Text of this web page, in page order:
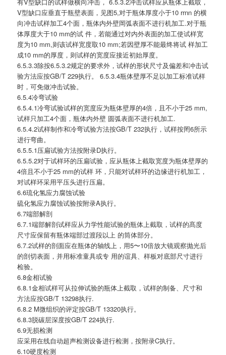
V型缺口应垂直于瓶壁表面，见图5,对于瓶体厚度小于10 rrnn 的横
向冲击试样加工4个面，瓶体内外壁岡弧表面不进行机加工.对于瓶
体厚度大于10 mm的试 件，若能通过对内外表面的加工使试样宽
度为10 mm,则该试样宽度取10 mm;若因壁厚不能最终将试 样加工
成10 mm的厚度，则试样的宽度应接近初始厚度。
6.5.3.3除按6.5.3.2规定的要求外，试样的形状尺寸及偏差和冲击试
验方法应按GB/T 229执行。 6.5.3.4瓶体壁厚不足以加工标准试样
时，可免做冲击试验。
6.5.4冷弯试验
6.5.4.1冷弯试验试样的宽度应为瓶体壁厚的4倍，且不小于25 mm,
试样只加工4个面，瓶体内外壁 圆弧表面不进行机加工.
6.5.4.2试样制作和冷弯试验方法按GB/T 232执行，试样按罔6所示
进行弯曲。
6.5.5.1压扁试验方法按附录D执行。
6.5.5.2对于试样环的压扁试验，应从瓶体上截取宽度为瓶体壁厚的
4倍且不小于25 mm的试样 环，只能对试样环的边缘进行机加工，
对试样环采用平压头进行压扁。
6.6琉化氢应力腐蚀试验
硫化氢应力腐蚀试验按附录A执行。
6.7端部解剖
6.7.1端部解剖试样应从力学性能试验的瓶体上截取，试样的髙度
尺寸应保留有瓶体端部过渡段以上 的筒体部分。
6.7.2试样的剖面应在瓶体的轴线上，用5〜10倍放大镜观察抛光后
的剖切表面，并用标准童具或专 用的谊具、样板对底部尺寸进行
检验。
6.8金相试验
6.8.1金相试样可从拉伸试验的瓶体上截取，试样的制备、尺寸和
方法应按GB/T 13298执行.
6.8.2 M微组织的评定按GB/T 13320执行。
6.8.3脱碳层深度按GB/T 224执行.
6.9无损检测
应采用在线自动超声检测设备进行检测，按附录C执行。
6.10硬度检测